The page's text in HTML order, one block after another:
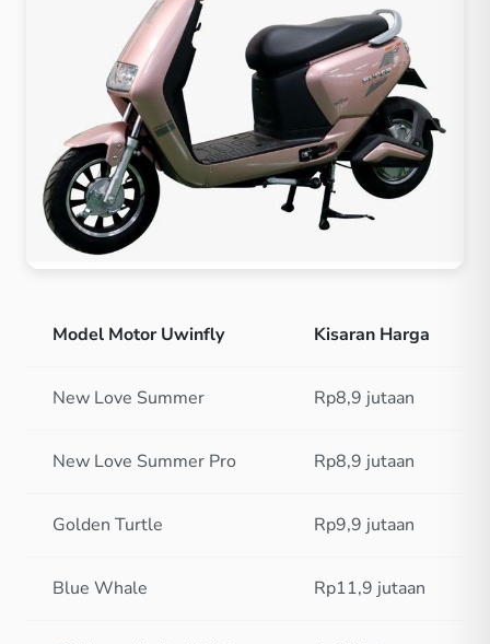
Model Motor Uwinfly Kisaran Harga
New Love Summer Rp8,9 jutaan
New Love Summer Pro Rp8,9 jutaan
Golden Turtle Rp9,9 jutaan
Blue Whale Rp11,9 jutaan